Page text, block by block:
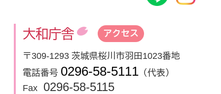
大和庁舎 アクセス
〒309-1293 茨城県桜川市羽田1023番地
電話番号 0296-58-5111 （代表）
Fax
0296-58-5115